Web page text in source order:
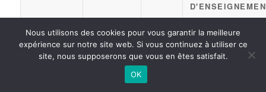
2015 anPad - Réalisation
Nous utilisons des cookies pour vous garantir la meilleure
expérience sur notre site web. Si vous continuez à utiliser ce
site, nous supposerons que vous en êtes satisfait.
OK